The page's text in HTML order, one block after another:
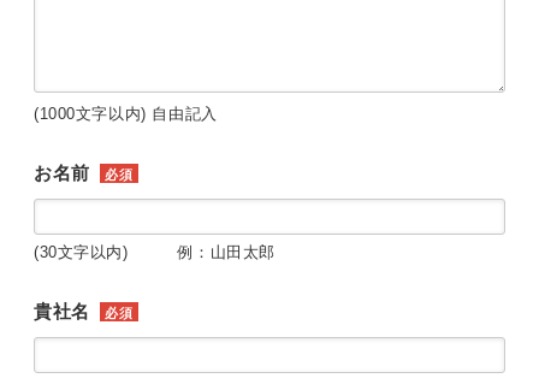
(1000文字以内) 自由記入
お名前 必須
(30文字以内) 例：山田太郎
貴社名 必須